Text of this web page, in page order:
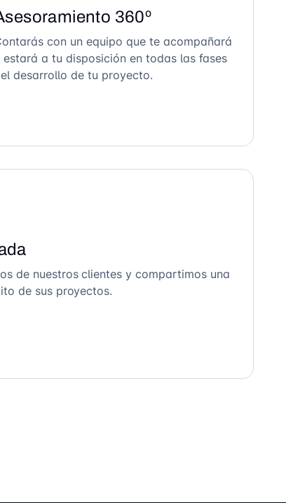
360º
con un equipo que te acompañará
estará a tu disposición en todas las fases
desarrollo de tu proyecto.
de nuestros clientes y compartimos una
de sus proyectos.